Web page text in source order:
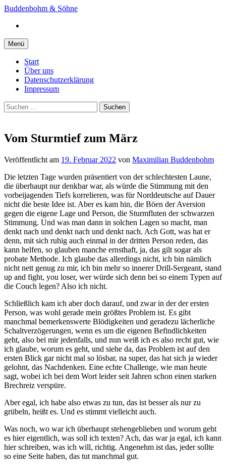
Springe
Inhalt
Buddenbohm & Söhne
Menü
Start
Über uns
Datenschutzerklärung
Impressum
Suchen
nach:
Vom Sturmtief zum März
Veröffentlicht am 19. Februar 2022 von Maximilian Buddenbohm
Die letzten Tage wurden präsentiert von der schlechtesten Laune,
die überhaupt nur denkbar war, als würde die Stimmung mit den
vorbeijagenden Tiefs korrelieren, was für Norddeutsche auf Dauer
nicht die beste Idee ist. Aber es kam hin, die Böen der Aversion
gegen die eigene Lage und Person, die Sturmfluten der schwarzen
Stimmung. Und was man dann in solchen Lagen so macht, man
denkt nach und denkt nach und denkt nach. Ach Gott, was hat er
denn, mit sich ruhig auch einmal in der dritten Person reden, das
kann helfen, so glauben manche ernsthaft, ja, das gilt sogar als
probate Methode. Ich glaube das allerdings nicht, ich bin nämlich
nicht nett genug zu mir, ich bin mehr so innerer Drill-Sergeant, stand
up and fight, you loser, wer würde sich denn bei so einem Typen auf
die Couch legen? Also ich nicht.
Schließlich kam ich aber doch darauf, und zwar in der der ersten
Person, was wohl gerade mein größtes Problem ist. Es gibt
manchmal bemerkenswerte Blödigkeiten und geradezu lächerliche
Schaltverzögerungen, wenn es um die eigenen Befindlichkeiten
geht, also bei mir jedenfalls, und nun weiß ich es also recht gut, wie
ich glaube, worum es geht, und siehe da, das Problem ist auf den
ersten Blick gar nicht mal so lösbar, na super, das hat sich ja wieder
gelohnt, das Nachdenken. Eine echte Challenge, wie man heute
sagt, wobei ich bei dem Wort leider seit Jahren schon einen starken
Brechreiz verspüre.
Aber egal, ich habe also etwas zu tun, das ist besser als nur zu
grübeln, heißt es. Und es stimmt vielleicht auch.
Was noch, wo war ich überhaupt stehengeblieben und worum geht
es hier eigentlich, was soll ich texten? Ach, das war ja egal, ich kann
hier schreiben, was ich will, richtig. Angenehm ist das, jeder sollte
so eine Seite haben, das tut manchmal gut.